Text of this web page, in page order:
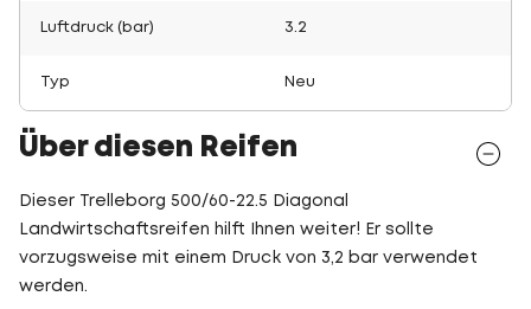
Luftdruck (bar) 3.2
Typ Neu
Über diesen Reifen
Dieser Trelleborg 500/60-22.5 Diagonal
Landwirtschaftsreifen hilft Ihnen weiter! Er sollte
vorzugsweise mit einem Druck von 3,2 bar verwendet
werden.